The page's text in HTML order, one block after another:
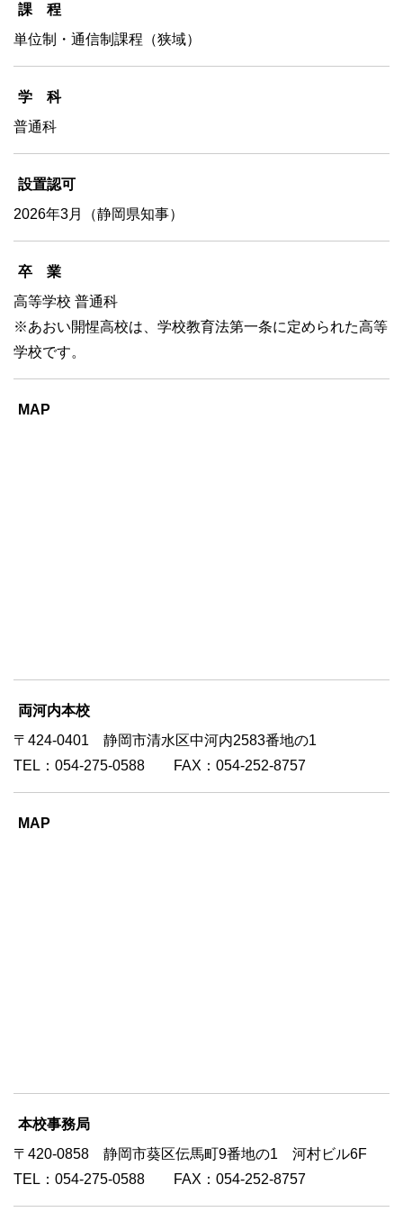
課 程
単位制・通信制課程（狭域）
学 科
普通科
設置認可
2026年3月（静岡県知事）
卒 業
高等学校 普通科
※あおい開惺高校は、学校教育法第一条に定められた高等
学校です。
MAP
両河内本校
〒424-0401 静岡市清水区中河内2583番地の1
TEL：054-275-0588 FAX：054-252-8757
MAP
本校事務局
〒420-0858 静岡市葵区伝馬町9番地の1 河村ビル6F
TEL：054-275-0588 FAX：054-252-8757